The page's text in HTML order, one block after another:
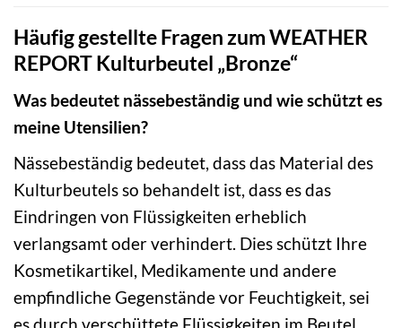
Häufig gestellte Fragen zum WEATHER
REPORT Kulturbeutel „Bronze“
Was bedeutet nässebeständig und wie schützt es
meine Utensilien?
Nässebeständig bedeutet, dass das Material des
Kulturbeutels so behandelt ist, dass es das
Eindringen von Flüssigkeiten erheblich
verlangsamt oder verhindert. Dies schützt Ihre
Kosmetikartikel, Medikamente und andere
empfindliche Gegenstände vor Feuchtigkeit, sei
es durch verschüttete Flüssigkeiten im Beutel